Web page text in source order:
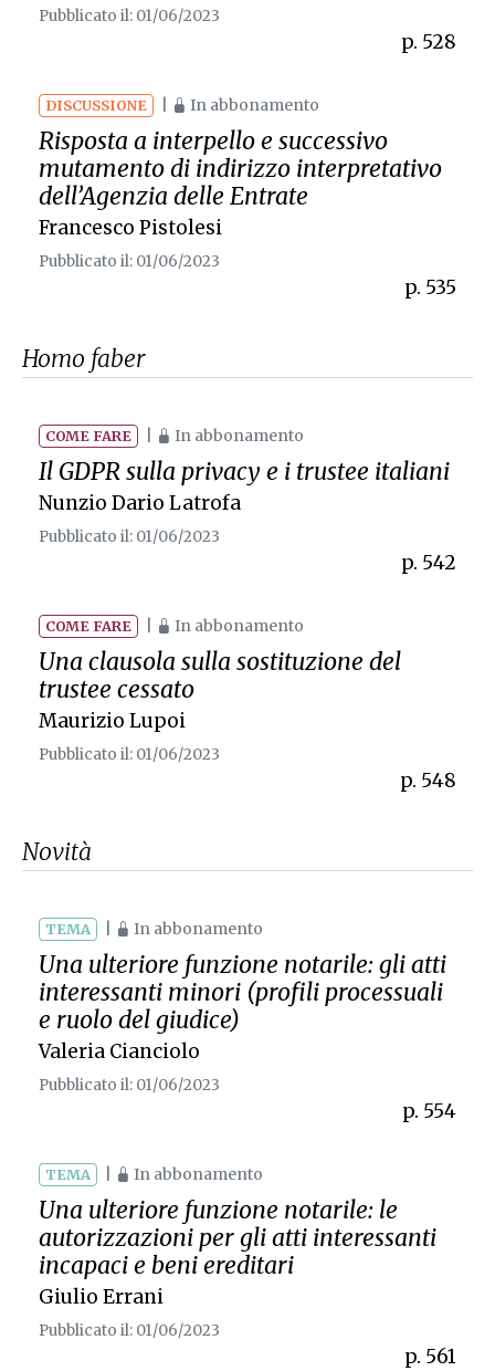
Pubblicato il: 01/06/2023
p. 528
DISCUSSIONE In abbonamento
Risposta a interpello e successivo
mutamento di indirizzo interpretativo
dell’Agenzia delle Entrate
Francesco Pistolesi
Pubblicato il: 01/06/2023
p. 535
Homo faber
COME FARE In abbonamento
Il GDPR sulla privacy e i trustee italiani
Nunzio Dario Latrofa
Pubblicato il: 01/06/2023
p. 542
COME FARE In abbonamento
Una clausola sulla sostituzione del
trustee cessato
Maurizio Lupoi
Pubblicato il: 01/06/2023
p. 548
Novità
TEMA In abbonamento
Una ulteriore funzione notarile: gli atti
interessanti minori (profili processuali
e ruolo del giudice)
Valeria Cianciolo
Pubblicato il: 01/06/2023
p. 554
TEMA In abbonamento
Una ulteriore funzione notarile: le
autorizzazioni per gli atti interessanti
incapaci e beni ereditari
Giulio Errani
Pubblicato il: 01/06/2023
p. 561